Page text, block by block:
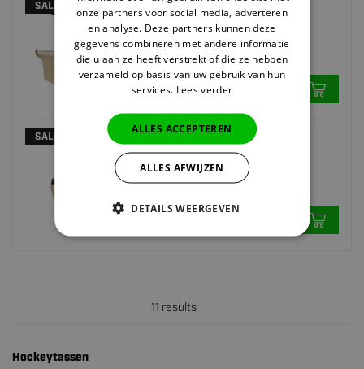
SALE
STAG
Hockeytas Ecru - Weekend Tas -
Katoenen Tas
35,95 19.95
Op voorraad
SALE
STAG
Hockeytas Ecru - Katoenen Tas
12,95 6.35
11 results
Hockeytassen
onze partners voor social media, adverteren
en analyse. Deze partners kunnen deze
gegevens combineren met andere informatie
die u aan ze heeft verstrekt of die ze hebben
verzameld op basis van uw gebruik van hun
services. Lees verder
ALLES ACCEPTEREN
ALLES AFWIJZEN
DETAILS WEERGEVEN